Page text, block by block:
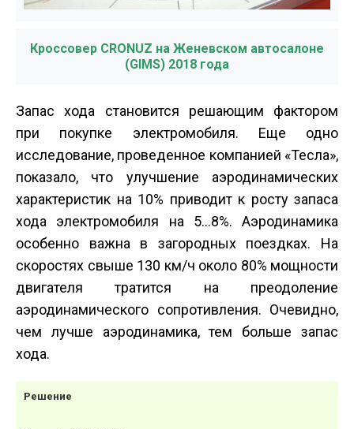
Кроссовер CRONUZ на Женевском автосалоне
(GIMS) 2018 года
Запас хода становится решающим фактором
при покупке электромобиля. Еще одно
исследование, проведенное компанией «Тесла»,
показало, что улучшение аэродинамических
характеристик на 10% приводит к росту запаса
хода электромобиля на 5...8%. Аэродинамика
особенно важна в загородных поездках. На
скоростях свыше 130 км/ч около 80% мощности
двигателя тратится на преодоление
аэродинамического сопротивления. Очевидно,
чем лучше аэродинамика, тем больше запас
хода.
Решение